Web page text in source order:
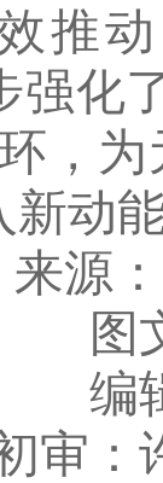
推
强化
，
新动
来源
图
编
审